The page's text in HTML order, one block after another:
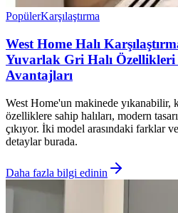
PopülerKarşılaştırma
West Home Halı
Yuvarlak Gri Halı Özellikleri
Avantajları
West Home'un makinede yıkanabilir,
özelliklere sahip halıları, modern
çıkıyor. İki model arasındaki farklar
detaylar burada.
Daha fazla bilgi edinin